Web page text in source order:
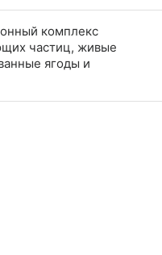
комплекс
частиц, живые
ягоды и